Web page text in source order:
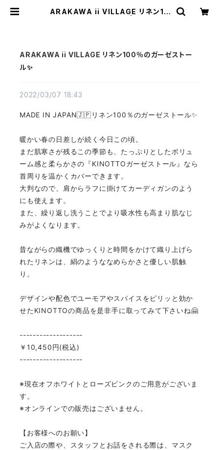
ARAKAWA ii VILLAGE リネン10
ARAKAWA ii VILLAGE リネン100％のガーゼストー
ル✨
2022/03/07 18:43
MADE IN JAPAN🇯🇵リネン100％のガーゼストール✨
暖かい春の日差しが続く今日この頃。
まだ肌寒さが残るこの季節も、たっぷりとしたボリュ
ーム感と柔らかさの『KINOTTOガーゼストール』なら
首周りを温かくカバーできます。
大判なので、肩からラフに掛けてカーディガンのよう
にも使えます。
また、繰り返し洗うことでより吸水性も高まり肌なじ
みがよくなります。
昔ながらの織機でゆっくりと時間をかけて織り上げら
れたリネンは、絹のようななめらかさと優しい肌触
り。
デザインや配色でユーモアやスパイスをピリッと効か
せたKINOTTOの商品を是非手に取ってみて下さいね🤗
-------------------
￥10,450円(税込)
-------------------
※現在オフホワイトとローズピンクのご用意がございま
す。
※オンラインでの販売はございません。
【お客様へのお願い】
ご入店の際や、スタッフとお話をされる際は、マスク